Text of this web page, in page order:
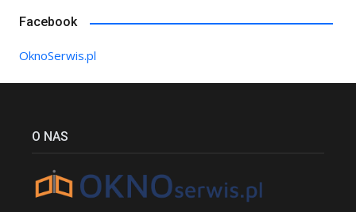
Facebook
OknoSerwis.pl
O NAS